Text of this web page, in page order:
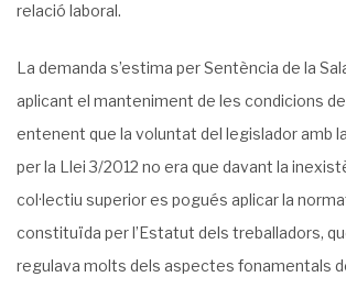
relació laboral.
La demanda s’estima per Sentència de la
aplicant el manteniment de les condicions
entenent que la voluntat del legislador amb
per la Llei 3/2012 no era que davant la
col·lectiu superior es pogués aplicar la
constituïda per l’Estatut dels treballadors,
regulava molts dels aspectes fonamentals